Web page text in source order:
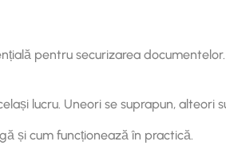
pentru securizarea
lucru. Uneori se suprapun, alteori
și cum funcționează în practică.